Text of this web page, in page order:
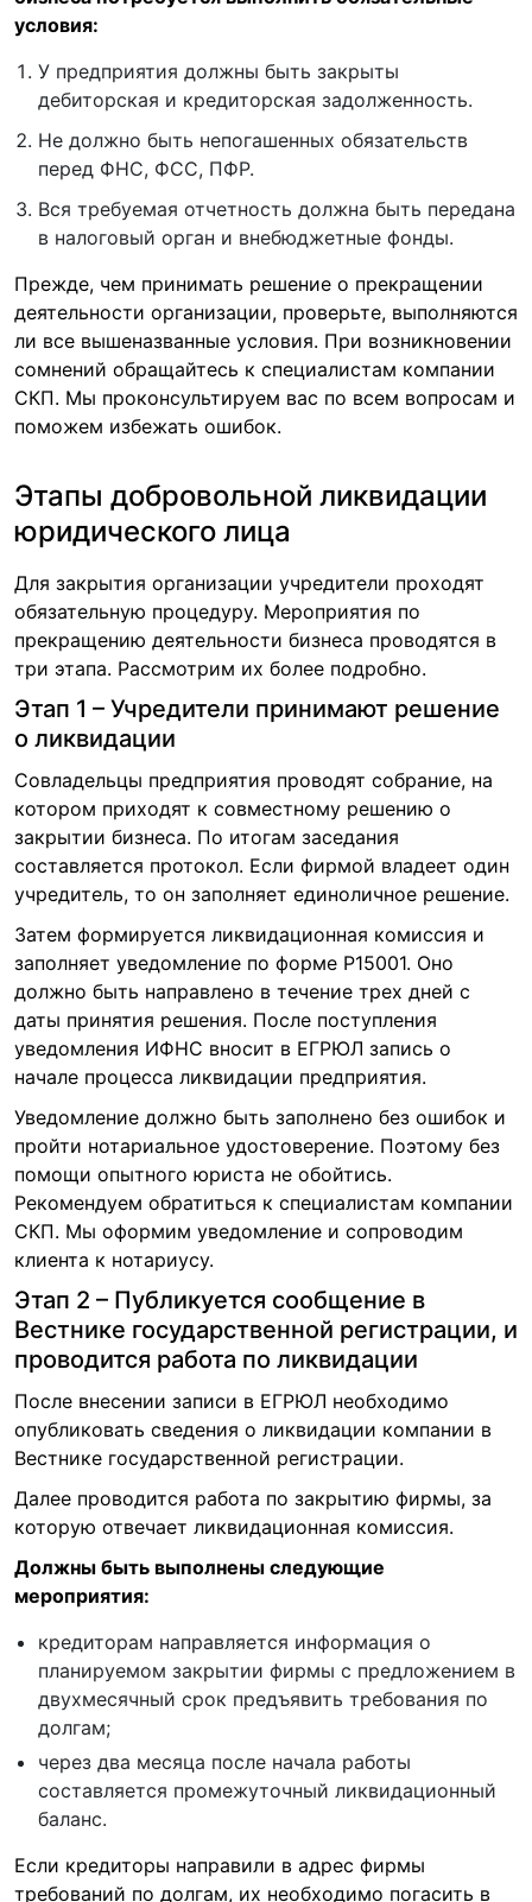
условия:
У предприятия должны быть закрыты
дебиторская и кредиторская задолженность.
Не должно быть непогашенных обязательств
перед ФНС, ФСС, ПФР.
Вся требуемая отчетность должна быть передана
в налоговый орган и внебюджетные фонды.
Прежде, чем принимать решение о прекращении
деятельности организации, проверьте, выполняются
ли все вышеназванные условия. При возникновении
сомнений обращайтесь к специалистам компании
СКП. Мы проконсультируем вас по всем вопросам и
поможем избежать ошибок.
Этапы добровольной ликвидации
юридического лица
Для закрытия организации учредители проходят
обязательную процедуру. Мероприятия по
прекращению деятельности бизнеса проводятся в
три этапа. Рассмотрим их более подробно.
Этап 1 – Учредители принимают решение
о ликвидации
Совладельцы предприятия проводят собрание, на
котором приходят к совместному решению о
закрытии бизнеса. По итогам заседания
составляется протокол. Если фирмой владеет один
учредитель, то он заполняет единоличное решение.
Затем формируется ликвидационная комиссия и
заполняет уведомление по форме Р15001. Оно
должно быть направлено в течение трех дней с
даты принятия решения. После поступления
уведомления ИФНС вносит в ЕГРЮЛ запись о
начале процесса ликвидации предприятия.
Уведомление должно быть заполнено без ошибок и
пройти нотариальное удостоверение. Поэтому без
помощи опытного юриста не обойтись.
Рекомендуем обратиться к специалистам компании
СКП. Мы оформим уведомление и сопроводим
клиента к нотариусу.
Этап 2 – Публикуется сообщение в
Вестнике государственной регистрации, и
проводится работа по ликвидации
После внесении записи в ЕГРЮЛ необходимо
опубликовать сведения о ликвидации компании в
Вестнике государственной регистрации.
Далее проводится работа по закрытию фирмы, за
которую отвечает ликвидационная комиссия.
Должны быть выполнены следующие
мероприятия:
кредиторам направляется информация о
планируемом закрытии фирмы с предложением в
двухмесячный срок предъявить требования по
долгам;
через два месяца после начала работы
составляется промежуточный ликвидационный
баланс.
Если кредиторы направили в адрес фирмы
требований по долгам, их необходимо погасить в